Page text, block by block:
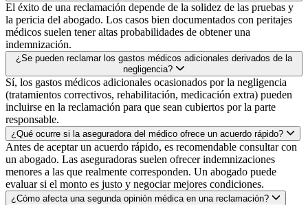
El éxito de una reclamación depende de la solidez de las pruebas y
la pericia del abogado. Los casos bien documentados con peritajes
médicos suelen tener altas probabilidades de obtener una
indemnización.
¿Se pueden reclamar los gastos médicos adicionales derivados de la
negligencia?
Sí, los gastos médicos adicionales ocasionados por la negligencia
(tratamientos correctivos, rehabilitación, medicación extra) pueden
incluirse en la reclamación para que sean cubiertos por la parte
responsable.
¿Qué ocurre si la aseguradora del médico ofrece un acuerdo rápido?
Antes de aceptar un acuerdo rápido, es recomendable consultar con
un abogado. Las aseguradoras suelen ofrecer indemnizaciones
menores a las que realmente corresponden. Un abogado puede
evaluar si el monto es justo y negociar mejores condiciones.
¿Cómo afecta una segunda opinión médica en una reclamación?